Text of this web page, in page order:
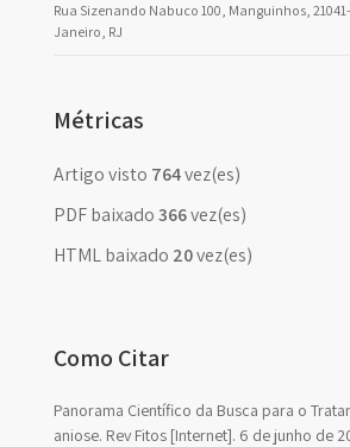
Rua Sizenando Nabuco 100, Manguinhos,
Janeiro, RJ
Métricas
Artigo visto 764vez(es)
PDF baixado366vez(es)
HTML baixado 20vez(es)
Como Citar
Panorama Científico da Busca para o
aniose. Rev Fitos [Internet]. 6 de junho de